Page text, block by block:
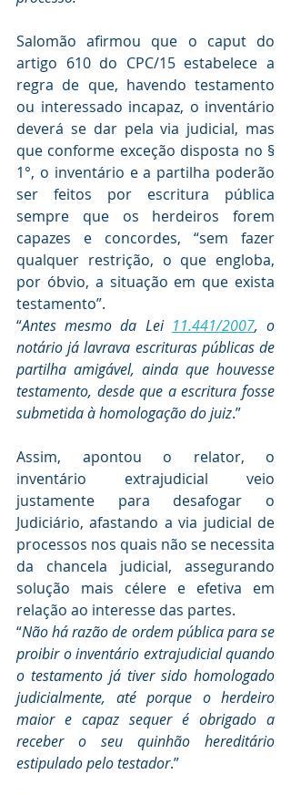
Salomão afirmou que o caput do
artigo 610 do CPC/15 estabelece a
regra de que, havendo testamento
ou interessado incapaz, o inventário
deverá se dar pela via judicial, mas
que conforme exceção disposta no §
1°, o inventário e a partilha poderão
ser feitos por escritura pública
sempre que os herdeiros forem
capazes e concordes, “sem fazer
qualquer restrição, o que engloba,
por óbvio, a situação em que exista
testamento”.
“Antes mesmo da Lei 11.441/2007, o
notário já lavrava escrituras públicas de
partilha amigável, ainda que houvesse
testamento, desde que a escritura fosse
submetida à homologação do juiz.”
Assim, apontou o relator, o
inventário extrajudicial veio
justamente para desafogar o
Judiciário, afastando a via judicial de
processos nos quais não se necessita
da chancela judicial, assegurando
solução mais célere e efetiva em
relação ao interesse das partes.
“Não há razão de ordem pública para se
proibir o inventário extrajudicial quando
o testamento já tiver sido homologado
judicialmente, até porque o herdeiro
maior e capaz sequer é obrigado a
receber o seu quinhão hereditário
estipulado pelo testador.”